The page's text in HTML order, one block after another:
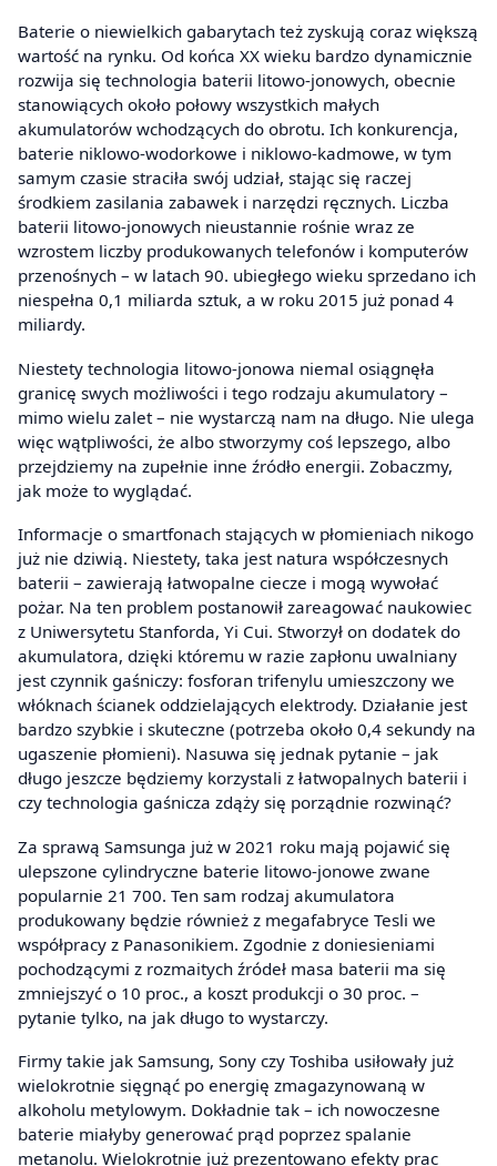
Baterie o niewielkich gabarytach też zyskują coraz większą
wartość na rynku. Od końca XX wieku bardzo dynamicznie
rozwija się technologia baterii litowo-jonowych, obecnie
stanowiących około połowy wszystkich małych
akumulatorów wchodzących do obrotu. Ich konkurencja,
baterie niklowo-wodorkowe i niklowo-kadmowe, w tym
samym czasie straciła swój udział, stając się raczej
środkiem zasilania zabawek i narzędzi ręcznych. Liczba
baterii litowo-jonowych nieustannie rośnie wraz ze
wzrostem liczby produkowanych telefonów i komputerów
przenośnych – w latach 90. ubiegłego wieku sprzedano ich
niespełna 0,1 miliarda sztuk, a w roku 2015 już ponad 4
miliardy.
Niestety technologia litowo-jonowa niemal osiągnęła
granicę swych możliwości i tego rodzaju akumulatory –
mimo wielu zalet – nie wystarczą nam na długo. Nie ulega
więc wątpliwości, że albo stworzymy coś lepszego, albo
przejdziemy na zupełnie inne źródło energii. Zobaczmy,
jak może to wyglądać.
Informacje o smartfonach stających w płomieniach nikogo
już nie dziwią. Niestety, taka jest natura współczesnych
baterii – zawierają łatwopalne ciecze i mogą wywołać
pożar. Na ten problem postanowił zareagować naukowiec
z Uniwersytetu Stanforda, Yi Cui. Stworzył on dodatek do
akumulatora, dzięki któremu w razie zapłonu uwalniany
jest czynnik gaśniczy: fosforan trifenylu umieszczony we
włóknach ścianek oddzielających elektrody. Działanie jest
bardzo szybkie i skuteczne (potrzeba około 0,4 sekundy na
ugaszenie płomieni). Nasuwa się jednak pytanie – jak
długo jeszcze będziemy korzystali z łatwopalnych baterii i
czy technologia gaśnicza zdąży się porządnie rozwinąć?
Za sprawą Samsunga już w 2021 roku mają pojawić się
ulepszone cylindryczne baterie litowo-jonowe zwane
popularnie 21 700. Ten sam rodzaj akumulatora
produkowany będzie również z megafabryce Tesli we
współpracy z Panasonikiem. Zgodnie z doniesieniami
pochodzącymi z rozmaitych źródeł masa baterii ma się
zmniejszyć o 10 proc., a koszt produkcji o 30 proc. –
pytanie tylko, na jak długo to wystarczy.
Firmy takie jak Samsung, Sony czy Toshiba usiłowały już
wielokrotnie sięgnąć po energię zmagazynowaną w
alkoholu metylowym. Dokładnie tak – ich nowoczesne
baterie miałyby generować prąd poprzez spalanie
metanolu. Wielokrotnie już prezentowano efekty prac